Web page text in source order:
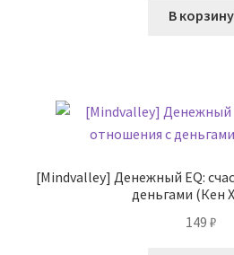
В корзину
[Mindvalley] Денежный EQ:
деньгами (Кен
149 ₽